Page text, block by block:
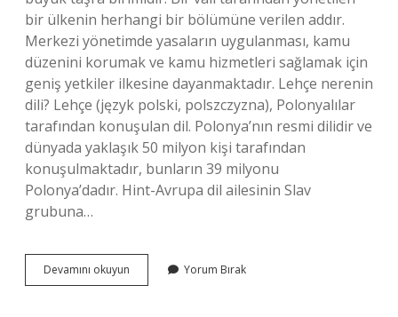
bir ülkenin herhangi bir bölümüne verilen addır.
Merkezi yönetimde yasaların uygulanması, kamu
düzenini korumak ve kamu hizmetleri sağlamak için
geniş yetkiler ilkesine dayanmaktadır. Lehçe nerenin
dili? Lehçe (język polski, polszczyzna), Polonyalılar
tarafından konuşulan dil. Polonya’nın resmi dilidir ve
dünyada yaklaşık 50 milyon kişi tarafından
konuşulmaktadır, bunların 39 milyonu
Polonya’dadır. Hint-Avrupa dil ailesinin Slav
grubuna…
Devamını okuyun
Hangi
Yorum Bırak